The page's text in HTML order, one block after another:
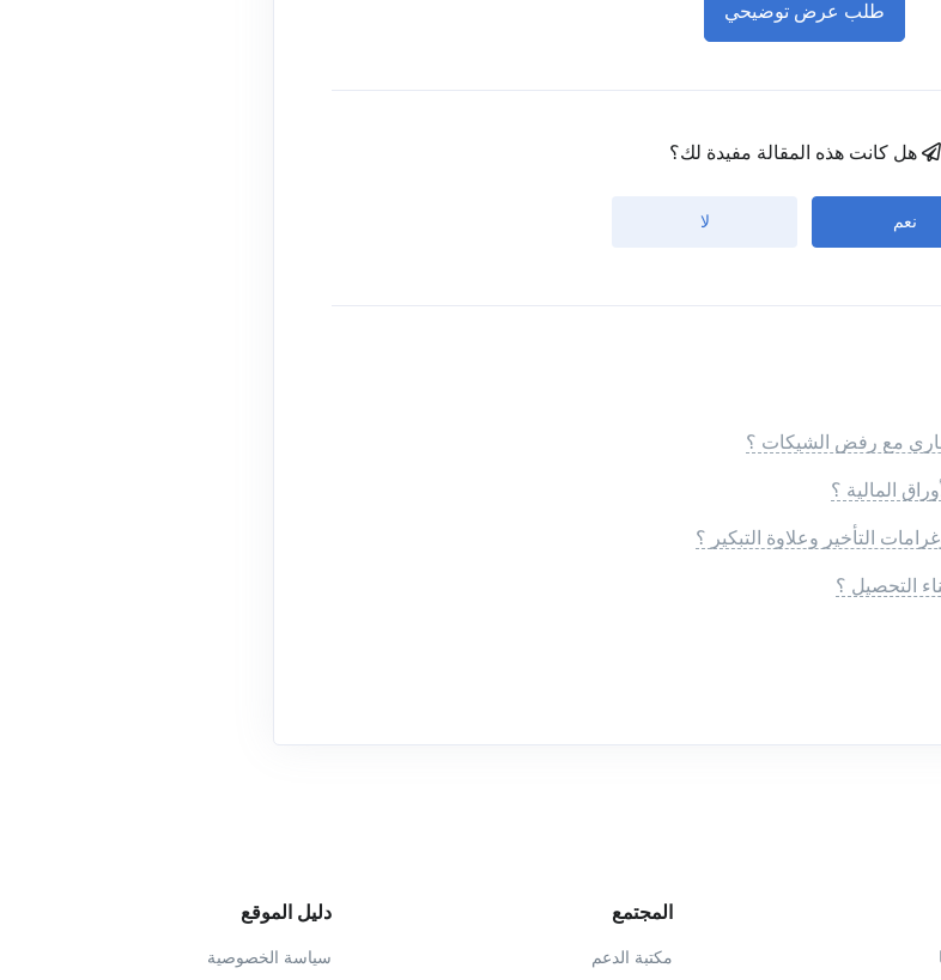
طلب عرض توضيحي
هل كانت هذه المقالة مفيدة لك؟
نعم لا
مع رفض الشيكات ؟
المالية ؟
التأخير وعلاوة التبكير ؟
التحصيل ؟
المجتمع
مكتبة الدعم
دليل الموقع
سياسة الخصوصية